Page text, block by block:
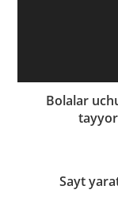
Bolalar
Sayt